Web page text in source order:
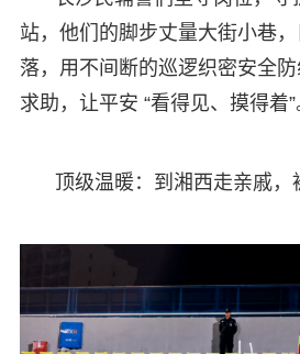
站，他们的脚步丈量大街小巷
落，用不间断的巡逻织密安全
求助，让平安 “看得见、摸得着”
顶级温暖：到湘西走亲戚，